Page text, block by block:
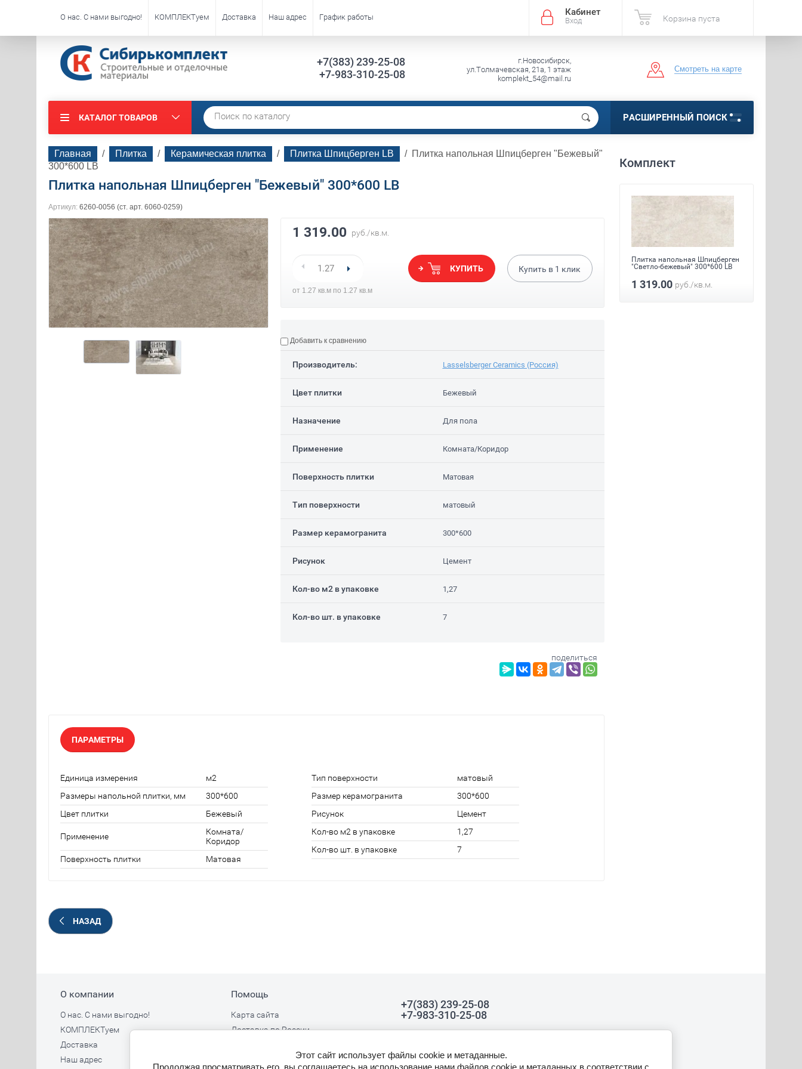
Кабинет
Вход Корзина пуста
О нас. С нами выгодно! КОМПЛЕКТуем Доставка Наш адрес График работы
+7(383) 239-25-08
+7-983-310-25-08
г.Новосибирск,
ул.Толмачевская, 21а, 1 этаж
komplekt_54@mail.ru
Смотреть на карте
КАТАЛОГ ТОВАРОВ РАСШИРЕННЫЙ ПОИСК
Комплект
Плитка напольная Шпицберген
"Светло-бежевый" 300*600 LB
/кв.м.
Плитка напольная Шпицберген
"Светло-бежевый" 300*600 LB
1 319.00 руб./кв.м.
Плитка напольная Шпицберген
"Светло-бежевый" 300*600 LB
1 319.00 руб. /кв.м.
Главная
  /
Плитка
  /
Керамическая плитка
  /
Плитка Шпицберген LB
  /  Плитка напольная Шпицберген "Бежевый"
300*600 LB
Плитка напольная Шпицберген "Бежевый" 300*600 LB
Артикул: 6260-0056 (ст. арт. 6060-0259)
1 319.00 руб. /кв.м.
от 1.27 кв.м по 1.27 кв.м
КУПИТЬ Купить в 1 клик
Добавить к сравнению
Производитель: Lasselsberger Ceramics (Россия)
Цвет плитки Бежевый
Назначение Для пола
Применение Комната/Коридор
Поверхность плитки Матовая
Тип поверхности матовый
Размер керамогранита 300*600
Рисунок Цемент
Кол-во м2 в упаковке 1,27
Кол-во шт. в упаковке 7
поделиться
ПАРАМЕТРЫ
Единица измерения
м2
Размеры напольной плитки, мм
300*600
Цвет плитки
Бежевый
Применение
Комната/
Коридор
Поверхность плитки
Матовая
Тип поверхности
матовый
Размер керамогранита
300*600
Рисунок
Цемент
Кол-во м2 в упаковке
1,27
Кол-во шт. в упаковке
7
НАЗАД
О компании
О нас. С нами выгодно!
КОМПЛЕКТуем
Доставка
Наш адрес
Помощь
Карта сайта
Доставка по России
+7(383) 239-25-08
+7-983-310-25-08
этаж komplekt_54@mail.ru
Этот сайт использует файлы cookie и метаданные.
Продолжая просматривать его, вы соглашаетесь на использование нами файлов cookie и метаданных в соответствии с